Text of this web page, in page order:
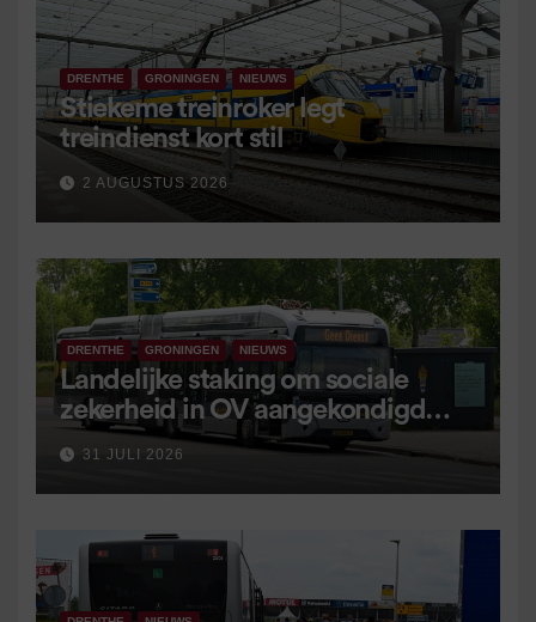
DRENTHE GRONINGEN NIEUWS
Stiekeme treinroker legt
treindienst kort stil
2 AUGUSTUS 2026
DRENTHE GRONINGEN NIEUWS
Landelijke staking om sociale
zekerheid in OV aangekondigd
voor 9 september
31 JULI 2026